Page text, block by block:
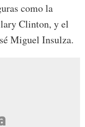
como la
Clinton, y el
Miguel Insulza.